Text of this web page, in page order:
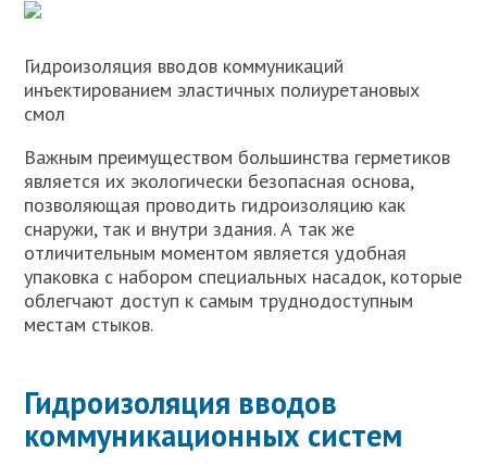
Гидроизоляция вводов коммуникаций
инъектированием эластичных полиуретановых
смол
Важным преимуществом большинства герметиков
является их экологически безопасная основа,
позволяющая проводить гидроизоляцию как
снаружи, так и внутри здания. А так же
отличительным моментом является удобная
упаковка с набором специальных насадок, которые
облегчают доступ к самым труднодоступным
местам стыков.
Гидроизоляция вводов
коммуникационных систем